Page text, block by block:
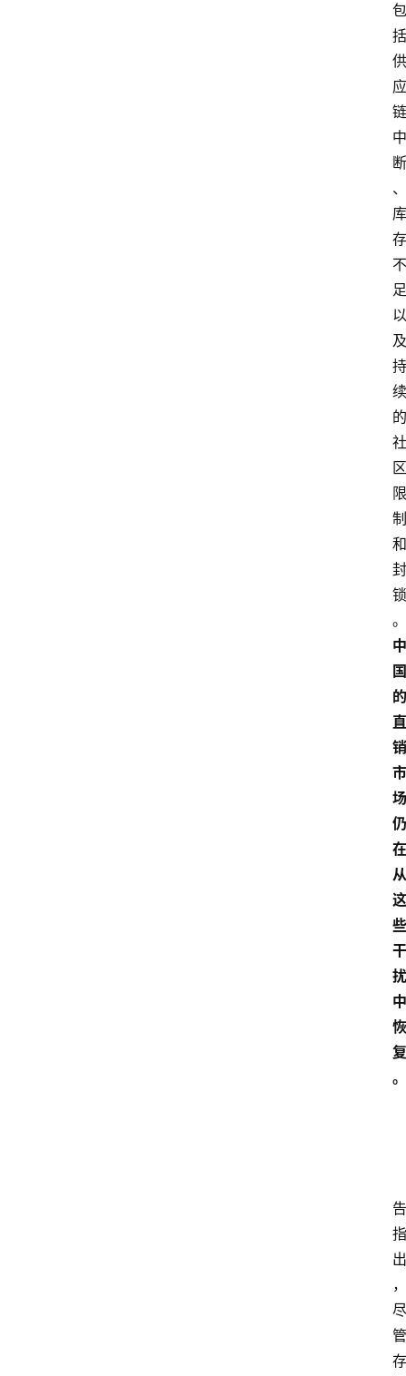
包
括
供
应
链
中
断
、
库
存
不
足
以
及
持
续
的
社
区
限
制
和
封
锁
。
中
国
的
直
销
市
场
仍
在
从
这
些
干
扰
中
恢
复
。
告
指
出
，
尽
管
存